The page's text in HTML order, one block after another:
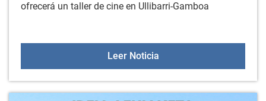
ofrecerá un taller de cine en Ullibarri-Gamboa
Leer NoticiaTaller de cine en